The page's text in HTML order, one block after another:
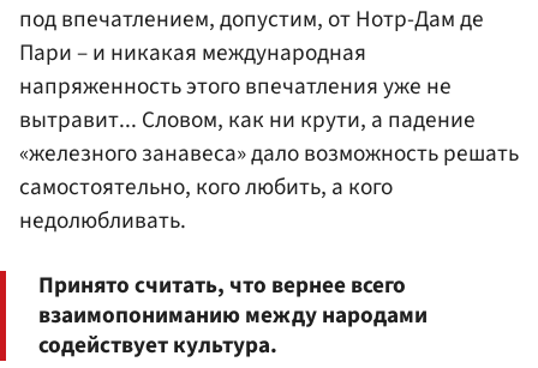
под впечатлением, допустим, от Нотр-Дам де
Пари – и никакая международная
напряженность этого впечатления уже не
вытравит... Словом, как ни крути, а падение
«железного занавеса» дало возможность решать
самостоятельно, кого любить, а кого
недолюбливать.
Принято считать, что вернее всего
взаимопониманию между народами
содействует культура.